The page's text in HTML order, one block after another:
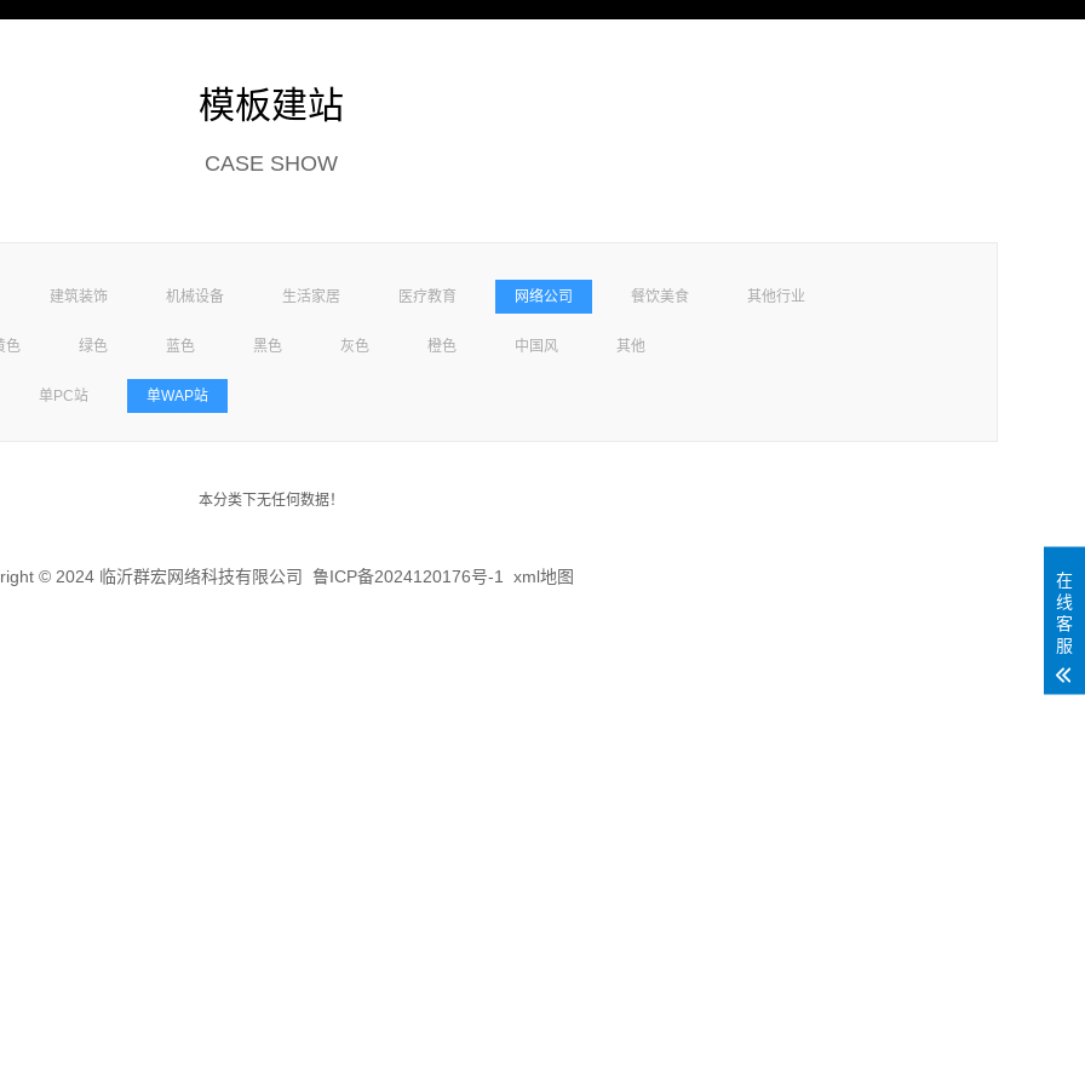
模板建站
CASE SHOW
建筑装饰 机械设备 生活家居 医疗教育 网络公司 餐饮美食 其他行业
色 绿色 蓝色 黑色 灰色 橙色 中国风 其他
单PC站 单WAP站
本分类下无任何数据！
© 2024 临沂群宏网络科技有限公司 鲁ICP备2024120176号-1 xml地图
在
线
客
服